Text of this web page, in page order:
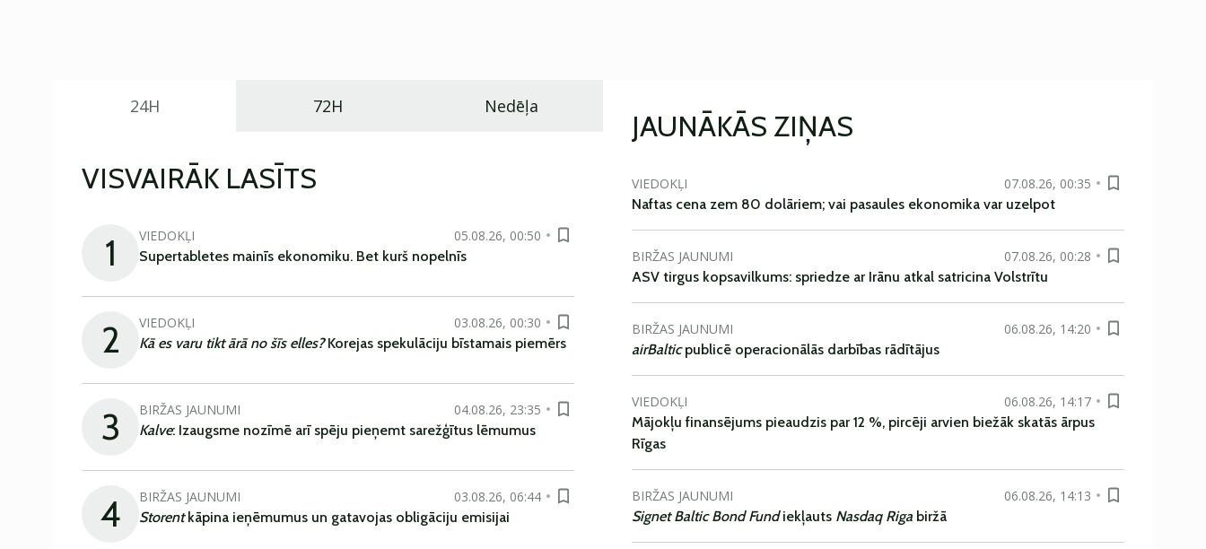
24H 72H Nedēļa
VISVAIRĀK LASĪTS
1 VIEDOKĻI
05.08.26, 00:50
Supertabletes mainīs ekonomiku. Bet kurš nopelnīs
2 VIEDOKĻI
03.08.26, 00:30
Kā es varu tikt ārā no šīs elles?Korejas spekulāciju bīstamais piemērs
3 BIRŽAS JAUNUMI
04.08.26, 23:35
Kalve: Izaugsme nozīmē arī spēju pieņemt sarežģītus lēmumus
4 BIRŽAS JAUNUMI
03.08.26, 06:44
Storentkāpina ieņēmumus un gatavojas obligāciju emisijai
JAUNĀKĀS ZIŅAS
VIEDOKĻI
07.08.26, 00:35
Naftas cena zem 80 dolāriem; vai pasaules ekonomika var uzelpot
BIRŽAS JAUNUMI
07.08.26, 00:28
ASV tirgus kopsavilkums: spriedze ar Irānu atkal satricina Volstrītu
BIRŽAS JAUNUMI
06.08.26, 14:20
airBalticpublicē operacionālās darbības rādītājus
VIEDOKĻI
06.08.26, 14:17
Mājokļu finansējums pieaudzis par 12 %, pircēji arvien biežāk skatās ārpus
Rīgas
BIRŽAS JAUNUMI
06.08.26, 14:13
Signet Baltic Bond Fundiekļauts Nasdaq Riga biržā